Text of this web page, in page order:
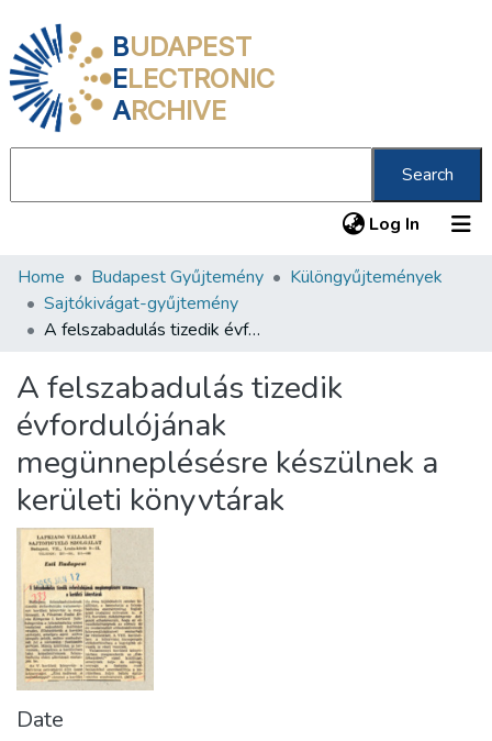
BUDAPEST
ELECTRONIC
ARCHIVE
Search
Log In (current)
Communities & Collections
All of DSpace
About us
Home Budapest Gyűjtemény
Különgyűjtemények
Sajtókivágat-gyűjtemény
A felszabadulás tizedik évfordulójának megünneplésésre készülnek a kerületi könyvtárak
A felszabadulás tizedik
évfordulójának
megünneplésésre készülnek a
kerületi könyvtárak
Date